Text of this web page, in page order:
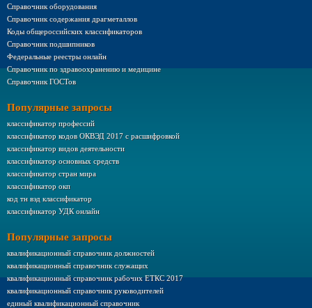
Справочник оборудования
Справочник содержания драгметаллов
Коды общероссийских классификаторов
Справочник подшипников
Федеральные реестры онлайн
Справочник по здравоохранению и медицине
Справочник ГОСТов
Популярные запросы
классификатор профессий
классификатор кодов ОКВЭД 2017 с расшифровкой
классификатор видов деятельности
классификатор основных средств
классификатор стран мира
классификатор окп
код тн вэд классификатор
классификатор УДК онлайн
Популярные запросы
квалификационный справочник должностей
квалификационный справочник служащих
квалификационный справочник рабочих ЕТКС 2017
квалификационный справочник руководителей
единый квалификационный справочник